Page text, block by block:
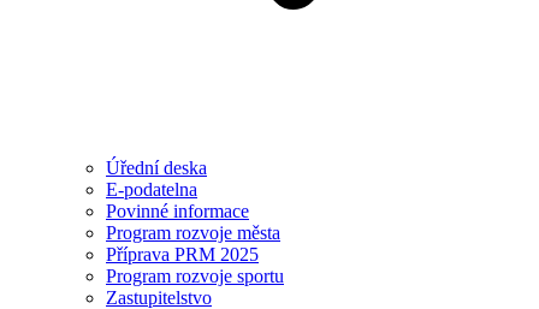
Úřední deska
E-podatelna
Povinné informace
Program rozvoje města
Příprava PRM 2025
Program rozvoje sportu
Zastupitelstvo